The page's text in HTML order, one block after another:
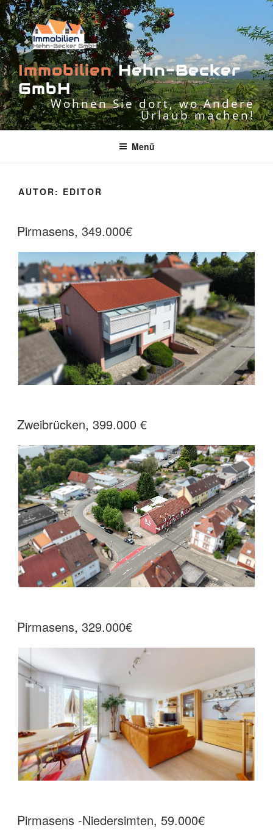
Zum
Inhalt
springen
Immobilien Hehn-Becker
GmbH
Wohnen Sie dort, wo Andere
Urlaub machen!
Menü
AUTOR: EDITOR
Pirmasens, 349.000€
Zweibrücken, 399.000 €
Pirmasens, 329.000€
Pirmasens -Niedersimten, 59.000€